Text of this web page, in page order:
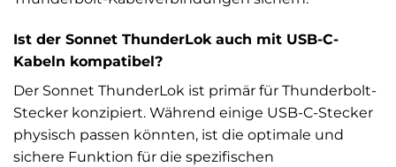
Ist der Sonnet ThunderLok auch mit USB-C-
Kabeln kompatibel?
Der Sonnet ThunderLok ist primär für Thunderbolt-
Stecker konzipiert. Während einige USB-C-Stecker
physisch passen könnten, ist die optimale und
sichere Funktion für die spezifischen